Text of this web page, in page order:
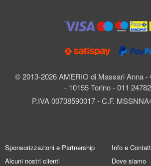
© 2013-2026 AMERIO di Massari Anna -
- 10155 Torino - 011
P.IVA 00738590017 - C.F.
Sponsorizzazioni e Partnership
Alcuni nostri clienti
Info e
Dove siamo